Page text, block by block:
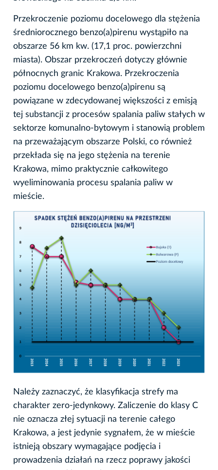
Przekroczenie poziomu docelowego dla stężenia
średniorocznego benzo(a)pirenu wystąpiło na
obszarze 56 km kw. (17,1 proc. powierzchni
miasta). Obszar przekroczeń dotyczy głównie
północnych granic Krakowa. Przekroczenia
poziomu docelowego benzo(a)pirenu są
powiązane w zdecydowanej większości z emisją
tej substancji z procesów spalania paliw stałych w
sektorze komunalno-bytowym i stanowią problem
na przeważającym obszarze Polski, co również
przekłada się na jego stężenia na terenie
Krakowa, mimo praktycznie całkowitego
wyeliminowania procesu spalania paliw w
mieście.
Należy zaznaczyć, że klasyfikacja strefy ma
charakter zero-jedynkowy. Zaliczenie do klasy C
nie oznacza złej sytuacji na terenie całego
Krakowa, a jest jedynie sygnałem, że w mieście
istnieją obszary wymagające podjęcia i
prowadzenia działań na rzecz poprawy jakości